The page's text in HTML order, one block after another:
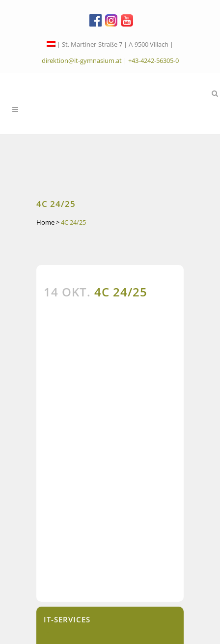
| St. Martiner-Straße 7 | A-9500 Villach |
direktion@it-gymnasium.at| +43-4242-56305-0
4C 24/25
Home>4C 24/25
14 OKT. 4C 24/25
IT-SERVICES